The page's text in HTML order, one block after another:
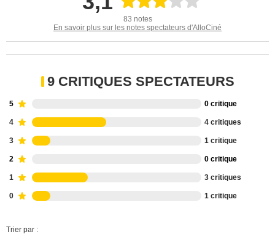
83 notes
En savoir plus sur les notes spectateurs d'AlloCiné
9 CRITIQUES SPECTATEURS
5 0 critique
4 4 critiques
3 1 critique
2 0 critique
1 3 critiques
0 1 critique
Trier par :